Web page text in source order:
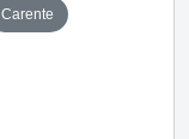
Carente